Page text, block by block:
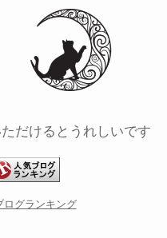
だけるとうれしいです
ログランキング